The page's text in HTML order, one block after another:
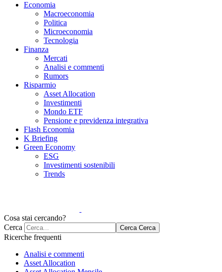
Economia
Macroeconomia
Politica
Microeconomia
Tecnologia
Finanza
Mercati
Analisi e commenti
Rumors
Risparmio
Asset Allocation
Investimenti
Mondo ETF
Pensione e previdenza integrativa
Flash Economia
K Briefing
Green Economy
ESG
Investimenti sostenibili
Trends
Cosa stai cercando?
Cerca
Cerca Cerca
Ricerche frequenti
Analisi e commenti
Asset Allocation